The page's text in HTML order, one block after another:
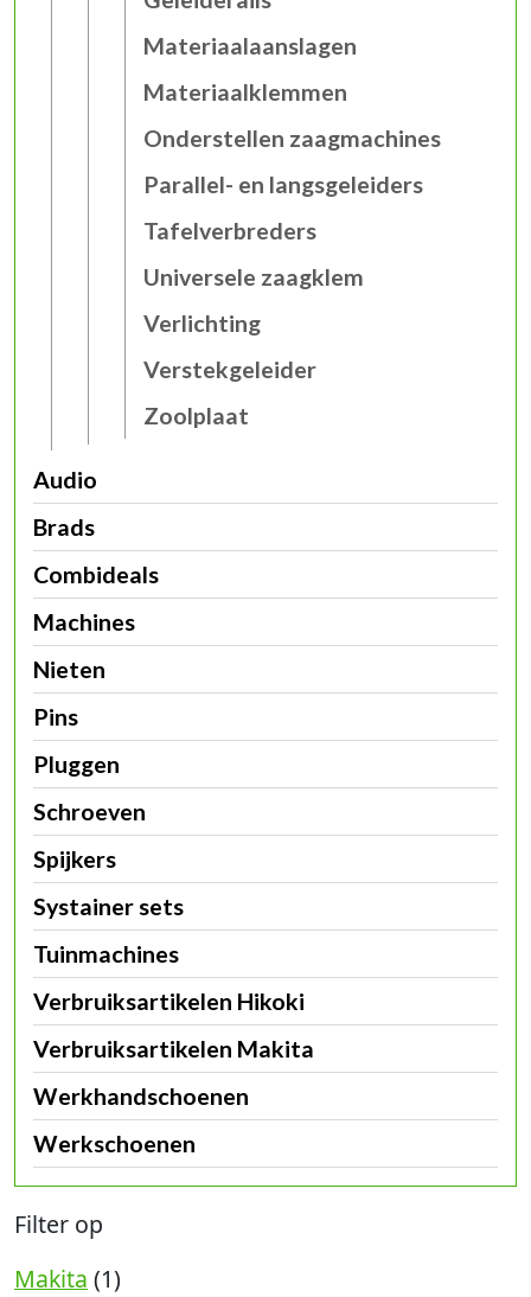
Materiaalaanslagen
Materiaalklemmen
Onderstellen zaagmachines
Parallel- en langsgeleiders
Tafelverbreders
Universele zaagklem
Verlichting
Verstekgeleider
Zoolplaat
Audio
Brads
Combideals
Machines
Nieten
Pins
Pluggen
Schroeven
Spijkers
Systainer sets
Tuinmachines
Verbruiksartikelen Hikoki
Verbruiksartikelen Makita
Werkhandschoenen
Werkschoenen
Filter op
Makita (1)